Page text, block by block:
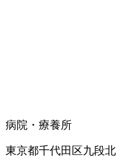
病院・療養所
東京都千代田区九段